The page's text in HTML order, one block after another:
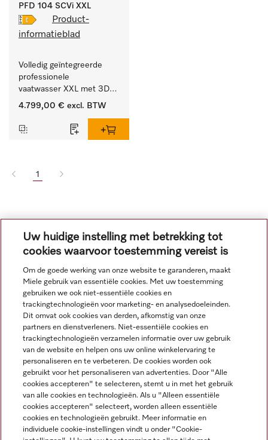
PFD 104 SCVi XXL
Product-
informatieblad
Volledig geïntegreerde
professionele
vaatwasser XXL met 3D-
MultiFlex-besteklade voor
serviesgoed thuis en in
bedrijfs- of spoelkeukens.
4.799,00 € excl. BTW
1
Navigatie
Service
Uw huidige instelling met betrekking tot
cookies waarvoor toestemming vereist is
Om de goede werking van onze website te garanderen, maakt
Miele gebruik van essentiële cookies. Met uw toestemming
gebruiken we ook niet-essentiële cookies en
trackingtechnologieën voor marketing- en analysedoeleinden.
Dit omvat ook cookies van derden, afkomstig van onze
partners en dienstverleners. Niet-essentiële cookies en
trackingtechnologieën verzamelen informatie over uw gebruik
van de website en helpen ons uw online winkelervaring te
personaliseren en te verbeteren. De cookies worden ook
gebruikt voor het personaliseren van advertenties. Door "Alle
cookies accepteren" te selecteren, stemt u in met het gebruik
van alle cookies en technologieën. Als u "Alleen essentiële
cookies accepteren" selecteert, worden alleen essentiële
cookies en technologieën gebruikt. Meer informatie en
individuele cookie-instellingen vindt u onder "Cookie-